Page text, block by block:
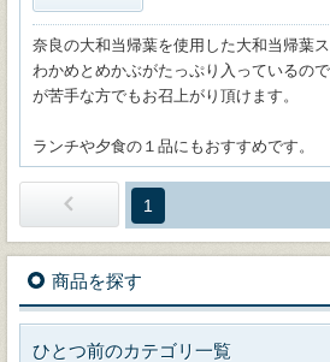
奈良の大和当帰葉を使用した大和当帰葉ス
わかめとめかぶがたっぷり入っているの
が苦手な方でもお召上がり頂けます。
ランチや夕食の１品にもおすすめです。
1
商品を探す
ひとつ前のカテゴリ一覧